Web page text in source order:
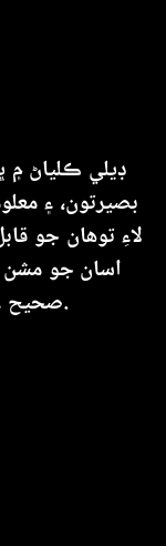
ڊيلي ڪلياڻ ۾
بصيرتون، ۽
لاءِ توهان جو
اسان جو مشن
صحيح ۽ بروقت خبرون پهچائڻ آهي.